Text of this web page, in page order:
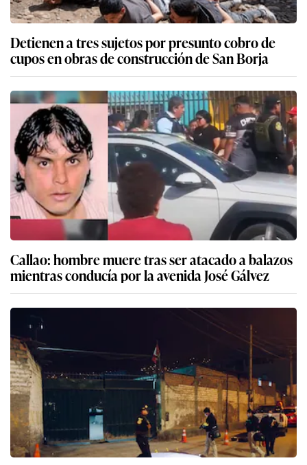
Detienen a tres sujetos por presunto cobro de
cupos en obras de construcción de San Borja
Callao: hombre muere tras ser atacado a balazos
mientras conducía por la avenida José Gálvez